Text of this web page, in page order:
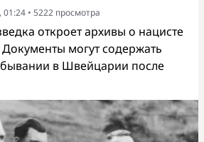
01:24 • 5222 просмотра
откроет архивы о нацисте
могут содержать
в Швейцарии после